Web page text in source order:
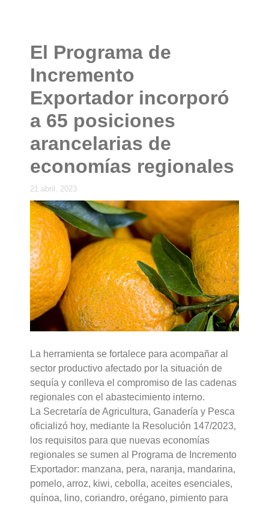
El Programa de
Incremento
Exportador incorporó
a 65 posiciones
arancelarias de
economías regionales
21 abril, 2023
La herramienta se fortalece para acompañar al
sector productivo afectado por la situación de
sequía y conlleva el compromiso de las cadenas
regionales con el abastecimiento interno.
La Secretaría de Agricultura, Ganadería y Pesca
oficializó hoy, mediante la Resolución 147/2023,
los requisitos para que nuevas economías
regionales se sumen al Programa de Incremento
Exportador: manzana, pera, naranja, mandarina,
pomelo, arroz, kiwi, cebolla, aceites esenciales,
quínoa, lino, coriandro, orégano, pimiento para